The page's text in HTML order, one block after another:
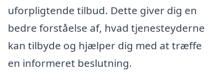
uforpligtende tilbud. Dette giver dig en
bedre forståelse af, hvad tjenesteyderne
kan tilbyde og hjælper dig med at træffe
en informeret beslutning.